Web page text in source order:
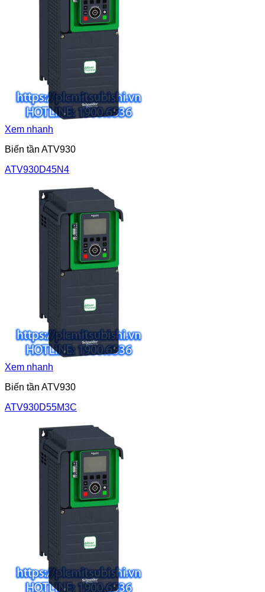
Xem nhanh
Biến tần ATV930
ATV930D45N4
Xem nhanh
Biến tần ATV930
ATV930D55M3C